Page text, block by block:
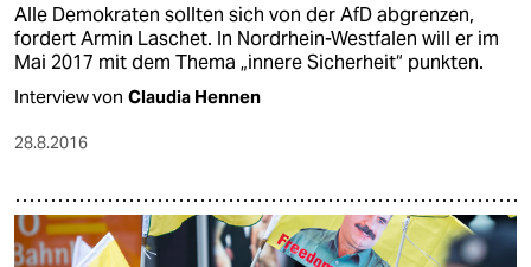
Alle Demokraten sollten sich von der AfD abgrenzen,
fordert Armin Laschet. In Nordrhein-Westfalen will er im
Mai 2017 mit dem Thema „innere Sicherheit“ punkten.
Interview von Claudia Hennen
28.8.2016